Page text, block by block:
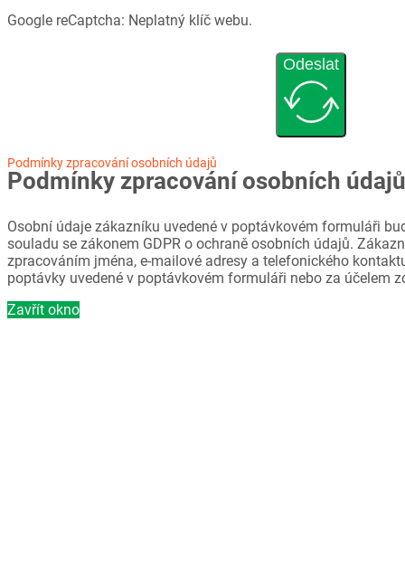
Google reCaptcha: Neplatný klíč webu.
Odeslat
Podmínky zpracování osobních údajů
Podmínky zpracování osobních údajů
Osobní údaje zákazníku uvedené v poptávkovém formuláři
souladu se zákonem GDPR o ochraně osobních údajů.
zpracováním jména, e-mailové adresy a telefonického
poptávky uvedené v poptávkovém formuláři nebo za účelem
Zavřít okno